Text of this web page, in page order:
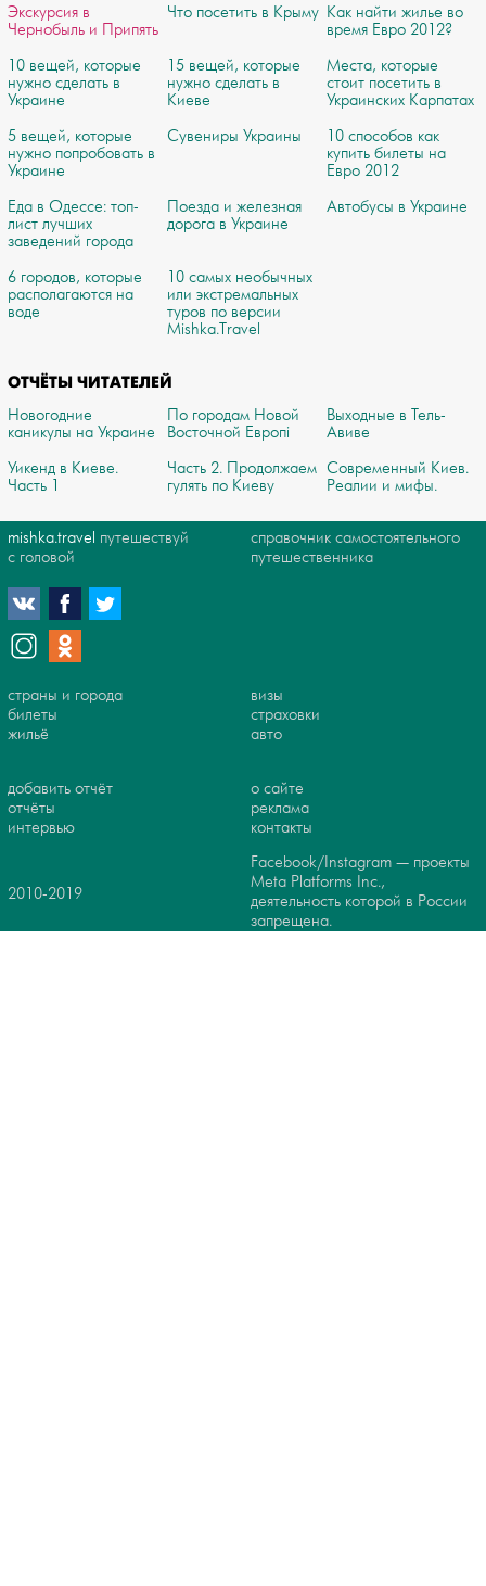
Экскурсия в
Чернобыль и Припять
Что посетить в Крыму Как найти жилье во
время Евро 2012?
10 вещей, которые
нужно сделать в
Украине
15 вещей, которые
нужно сделать в
Киеве
Места, которые
стоит посетить в
Украинских Карпатах
5 вещей, которые
нужно попробовать в
Украине
Сувениры Украины
10 способов как
купить билеты на
Евро 2012
Еда в Одессе: топ-
лист лучших
заведений города
Поезда и железная
дорога в Украине
Автобусы в Украине
6 городов, которые
располагаются на
воде
10 самых необычных
или экстремальных
туров по версии
Mishka.Travel
ОТЧЁТЫ ЧИТАТЕЛЕЙ
Новогодние
каникулы на Украине
По городам Новой
Восточной Европі
Выходные в Тель-
Авиве
Уикенд в Киеве.
Часть 1
Часть 2. Продолжаем
гулять по Киеву
Современный Киев.
Реалии и мифы.
mishka.travel путешествуй
с головой
справочник самостоятельного
путешественника
страны и города
билеты
жильё
визы
страховки
авто
добавить отчёт
отчёты
интервью
о сайте
реклама
контакты
2010-2019
Facebook/Instagram — проекты
Meta Platforms Inc.,
деятельность которой в России
запрещена.